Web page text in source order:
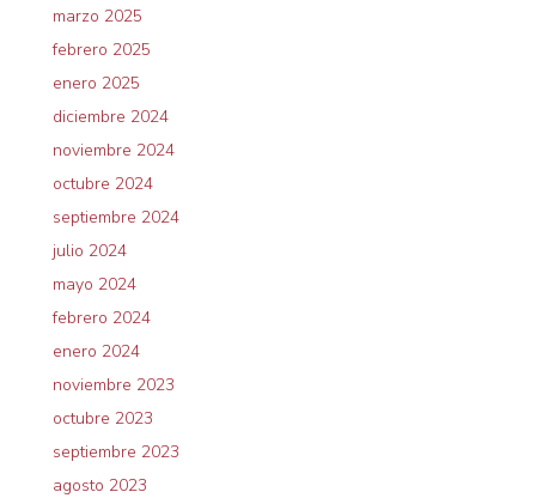
marzo 2025
febrero 2025
enero 2025
diciembre 2024
noviembre 2024
octubre 2024
septiembre 2024
julio 2024
mayo 2024
febrero 2024
enero 2024
noviembre 2023
octubre 2023
septiembre 2023
agosto 2023